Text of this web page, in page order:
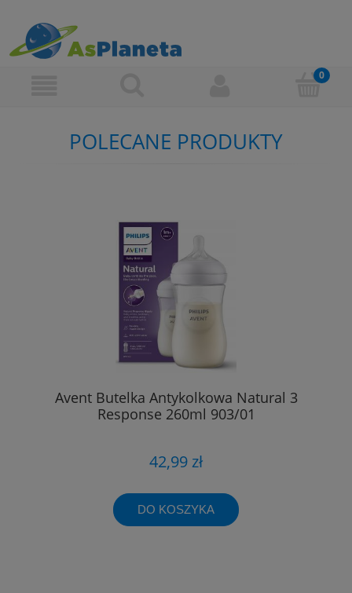
POLECANE PRODUKTY
Avent Butelka Antykolkowa Natural 3
Response 260ml 903/01
42,99 zł
DO KOSZYKA